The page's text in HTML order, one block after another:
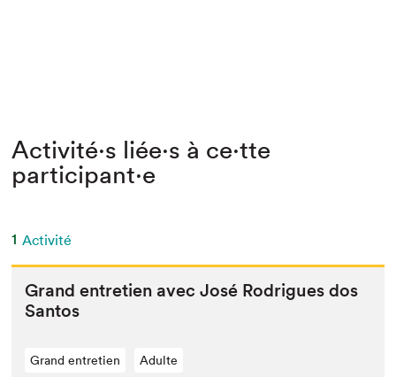
Activité⋅s liée⋅s à ce⋅tte
participant⋅e
1 Activité
Grand entre­tien avec José Rodrigues dos
Santos
Grand entretien Adulte